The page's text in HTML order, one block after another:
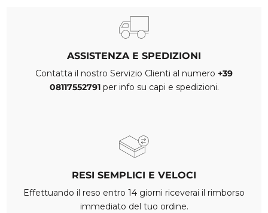
ASSISTENZA E SPEDIZIONI
Contatta il nostro Servizio Clienti al numero +39
08117552791 per info su capi e spedizioni.
RESI SEMPLICI E VELOCI
Effettuando il reso entro 14 giorni riceverai il rimborso
immediato del tuo ordine.